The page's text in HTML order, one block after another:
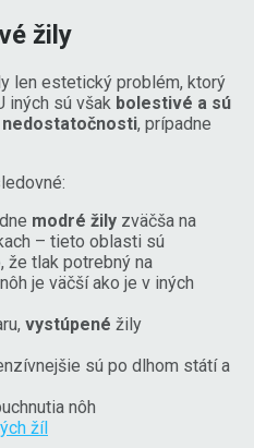
žily
len estetický problém, ktorý
iných sú však bolestivé a sú
, prípadne
modré žily zväčša na
– tieto oblasti sú
že tlak potrebný na
je väčší ako je v iných
vystúpené žily
sú po dlhom státí a
nôh
žíl